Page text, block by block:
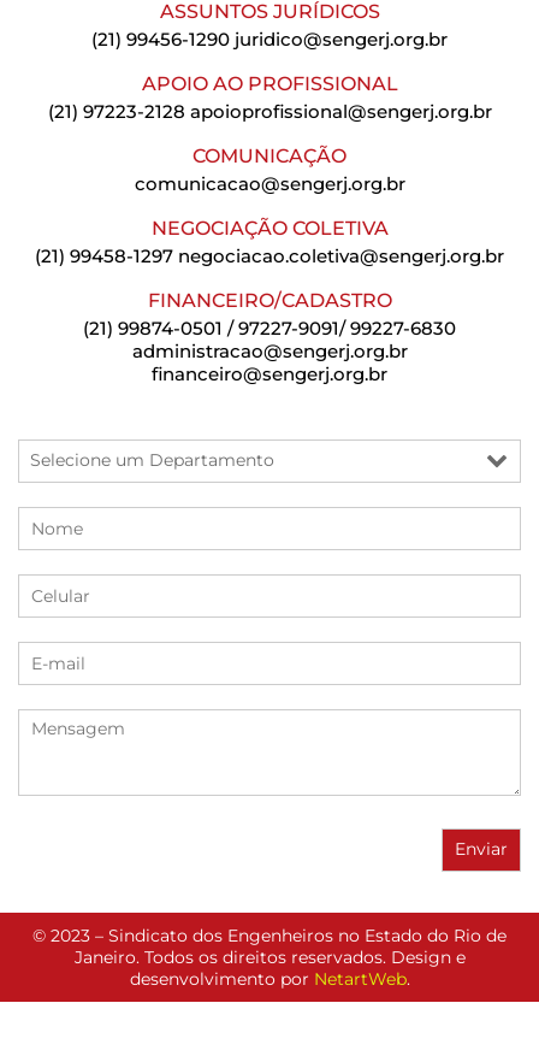
ASSUNTOS JURÍDICOS
(21) 99456-1290 juridico@sengerj.org.br
APOIO AO PROFISSIONAL
(21) 97223-2128 apoioprofissional@sengerj.org.br
COMUNICAÇÃO
comunicacao@sengerj.org.br
NEGOCIAÇÃO COLETIVA
(21) 99458-1297 negociacao.coletiva@sengerj.org.br
FINANCEIRO/CADASTRO
(21) 99874-0501 / 97227-9091/ 99227-6830
administracao@sengerj.org.br
financeiro@sengerj.org.br
© 2023 – Sindicato dos Engenheiros no Estado do Rio de
Janeiro. Todos os direitos reservados. Design e
desenvolvimento por NetartWeb.